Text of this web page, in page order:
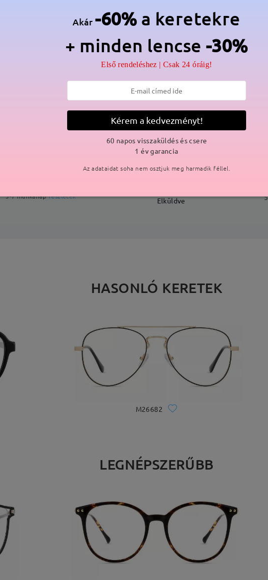
Teljes szélesség: 138 mm ( Nagy) Lencse átlós méret: 61 mm
SZÁLLÍTÁS
5-7 munkanap részletek Elküldve
HASONLÓ KERETEK
M26682
LEGNÉPSZERŰBB
Akár-60% a keretekre
+ minden lencse -30%
Első rendeléshez | Csak 24 óráig!
Kérem a kedvezményt!
60 napos visszaküldés és csere
1 év garancia
Az adataidat soha nem osztjuk meg harmadik féllel.